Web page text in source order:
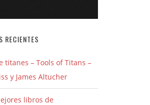
RECIENTES
titanes – Tools of Titans –
y James Altucher
libros de